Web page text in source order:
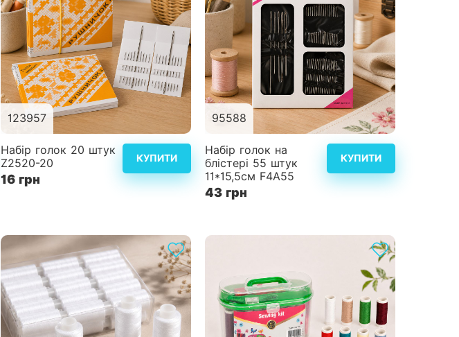
123957
Набір голок 20 штук
Z2520-20
16 грн
КУПИТИ
95588
Набір голок на
блістері 55 штук
11*15,5см F4A55
43 грн
КУПИТИ